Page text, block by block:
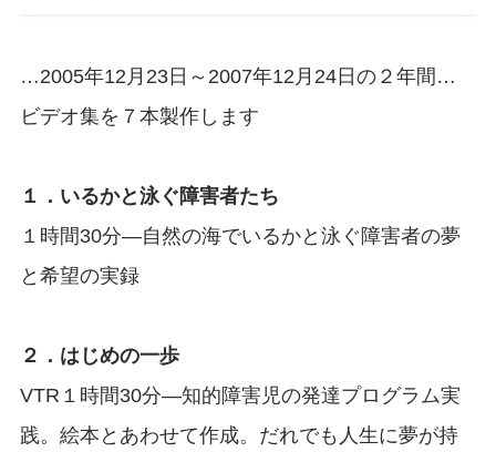
…2005年12月23日～2007年12月24日の２年間…
ビデオ集を７本製作します
１．いるかと泳ぐ障害者たち
１時間30分―自然の海でいるかと泳ぐ障害者の夢
と希望の実録
２．はじめの一歩
VTR１時間30分―知的障害児の発達プログラム実
践。絵本とあわせて作成。だれでも人生に夢が持